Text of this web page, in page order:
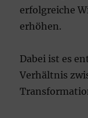
erfolgreiche
erhöhen.
Dabei ist es
Verhältnis